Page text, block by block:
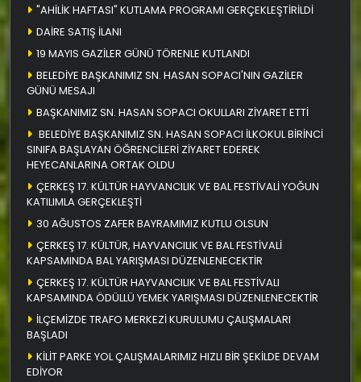
"AHİLİK HAFTASI" KUTLAMA PROGRAMI GERÇEKLEŞTİRİLDİ
DAİRE SATIŞ İLANI
19 MAYIS GAZİLER GÜNÜ TÖRENLE KUTLANDI
BELEDİYE BAŞKANIMIZ SN. HASAN SOPACI'NIN GAZİLER
GÜNÜ MESAJI
BAŞKANIMIZ SN. HASAN SOPACI OKULLARI ZİYARET ETTİ
BELEDİYE BAŞKANIMIZ SN. HASAN SOPACI İLKOKUL BİRİNCİ
SINIFA BAŞLAYAN ÖĞRENCİLERİ ZİYARET EDEREK
HEYECANLARINA ORTAK OLDU
ÇERKEŞ 17. KÜLTÜR HAYVANCILIK VE BAL FESTİVALİ YOĞUN
KATILIMLA GERÇEKLEŞTİ
30 AĞUSTOS ZAFER BAYRAMIMIZ KUTLU OLSUN
ÇERKEŞ 17. KÜLTÜR, HAYVANCILIK VE BAL FESTİVALİ
KAPSAMINDA BAL YARIŞMASI DÜZENLENECEKTİR
ÇERKEŞ 17. KÜLTÜR HAYVANCILIK VE BAL FESTİVALI
KAPSAMINDA ÖDÜLLÜ YEMEK YARIŞMASI DÜZENLENECEKTİR
İLÇEMİZDE TRAFO MERKEZİ KURULUMU ÇALIŞMALARI
BAŞLADI
KİLİT PARKE YOL ÇALIŞMALARIMIZ HIZLI BİR ŞEKİLDE DEVAM
EDİYOR